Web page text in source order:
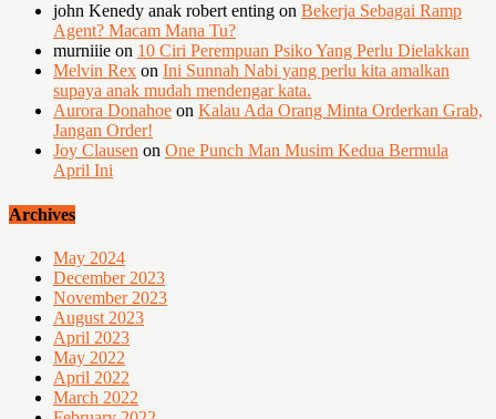
john Kenedy anak robert enting on Bekerja Sebagai Ramp
Agent? Macam Mana Tu?
murniiie on 10 Ciri Perempuan Psiko Yang Perlu Dielakkan
Melvin Rex on Ini Sunnah Nabi yang perlu kita amalkan
supaya anak mudah mendengar kata.
Aurora Donahoe on Kalau Ada Orang Minta Orderkan Grab,
Jangan Order!
Joy Clausen on One Punch Man Musim Kedua Bermula
April Ini
Archives
May 2024
December 2023
November 2023
August 2023
April 2023
May 2022
April 2022
March 2022